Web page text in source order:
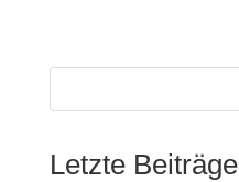
Letzte Beiträge